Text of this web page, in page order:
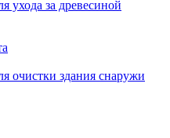
ухода за древесиной
очистки здания снаружи